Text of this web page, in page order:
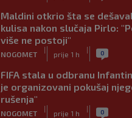
Maldini otkrio šta se
kulisa nakon slučaja Pirlo:
više ne postoji"
NOGOMET
|
prije 1 h
| 0
FIFA stala u odbranu
je organizovani pokušaj
rušenja"
NOGOMET
|
prije 1 h
| 0